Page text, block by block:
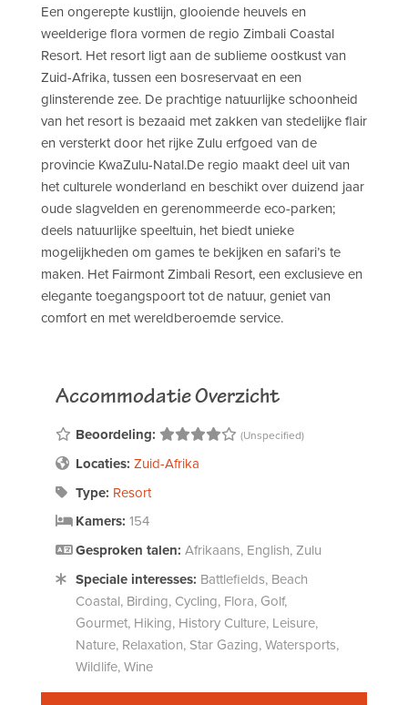
Een ongerepte kustlijn, glooiende heuvels en
weelderige flora vormen de regio Zimbali Coastal
Resort. Het resort ligt aan de sublieme oostkust van
Zuid-Afrika, tussen een bosreservaat en een
glinsterende zee. De prachtige natuurlijke schoonheid
van het resort is bezaaid met zakken van stedelijke flair
en versterkt door het rijke Zulu erfgoed van de
provincie KwaZulu-Natal.De regio maakt deel uit van
het culturele wonderland en beschikt over duizend jaar
oude slagvelden en gerenommeerde eco-parken;
deels natuurlijke speeltuin, het biedt unieke
mogelijkheden om games te bekijken en safari’s te
maken. Het Fairmont Zimbali Resort, een exclusieve en
elegante toegangspoort tot de natuur, geniet van
comfort en met wereldberoemde service.
Accommodatie Overzicht
Beoordeling: (Unspecified)
Locaties: Zuid-Afrika
Type: Resort
Kamers: 154
Gesproken talen: Afrikaans, English, Zulu
Speciale interesses: Battlefields, Beach
Coastal, Birding, Cycling, Flora, Golf,
Gourmet, Hiking, History Culture, Leisure,
Nature, Relaxation, Star Gazing, Watersports,
Wildlife, Wine